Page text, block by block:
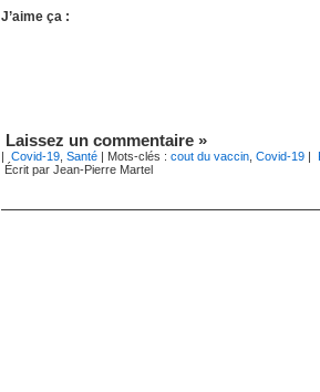
J’aime ça :
Laissez un commentaire »
| Covid-19 Santé | Mots-clés : cout du vaccin Covid-19 |
Écrit par Jean-Pierre Martel